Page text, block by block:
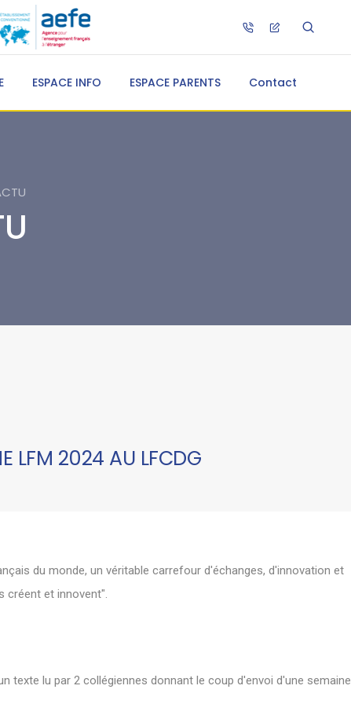
ESPACE INFO ESPACE PARENTS Contact
LFM 2024 AU LFCDG
du monde, un véritable carrefour d'échanges, d'innovation et
créent et innovent".
texte lu par 2 collégiennes donnant le coup d'envoi d'une semaine